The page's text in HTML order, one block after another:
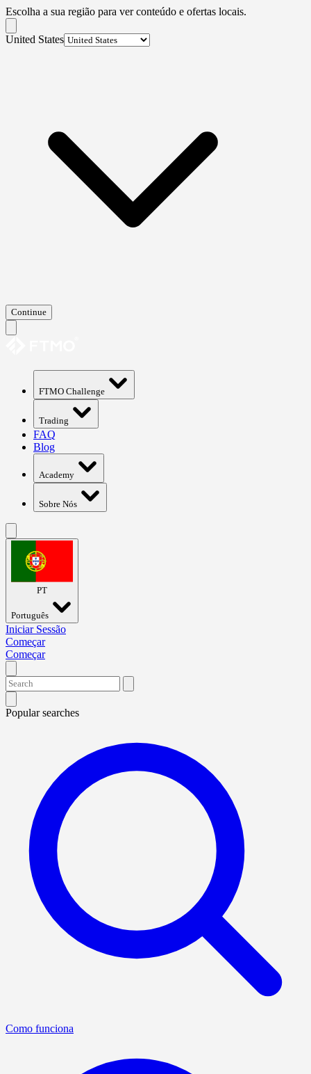
Escolha a sua região para ver conteúdo e ofertas locais.
United States
Continue
FTMO Challenge
Trading
FAQ
Blog
Academy
Sobre Nós
PT
Português
Iniciar Sessão
Começar
Começar
Popular searches
Como funciona